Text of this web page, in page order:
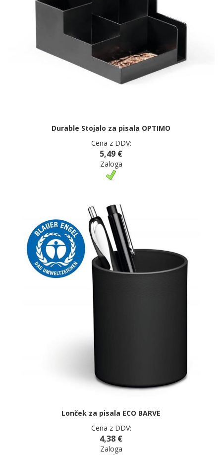
Durable Stojalo za pisala OPTIMO
Cena z DDV:
5,49 €
Zaloga
Lonček za pisala ECO BARVE
Cena z DDV:
4,38 €
Zaloga